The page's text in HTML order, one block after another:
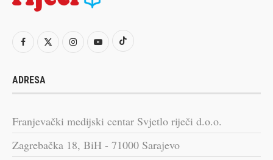
ADRESA
Franjevački medijski centar Svjetlo riječi d.o.o.
Zagrebačka 18, BiH - 71000 Sarajevo